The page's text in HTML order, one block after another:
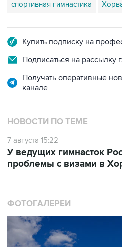
спортивная гимнастика
Купить подписку на
Подписаться на рассылку
Получать оперативные
канале
НОВОСТИ ПО ТЕМЕ
7 августа 15:22
У ведущих гимнасток
проблемы с визами в
ФОТОГАЛЕРЕИ